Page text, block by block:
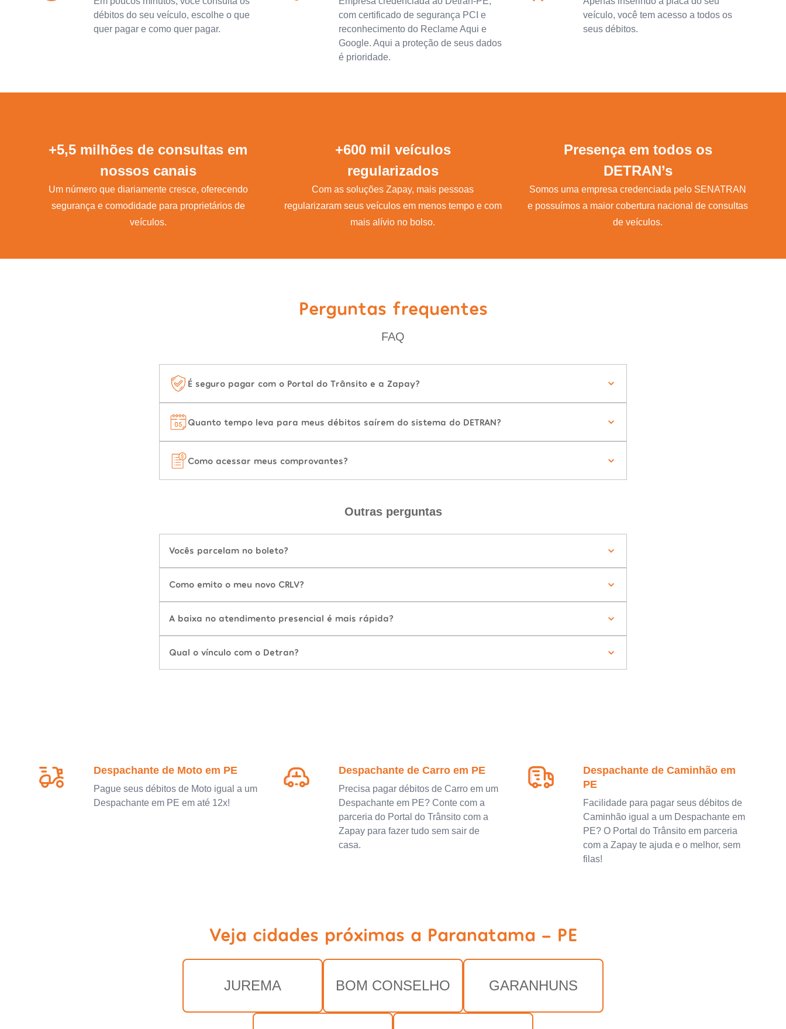
débitos do seu veículo, escolhe o que
quer pagar e como quer pagar.
com certificado de segurança PCI e
reconhecimento do Reclame Aqui e
Google. Aqui a proteção de seus dados
é prioridade.
veículo, você tem acesso a todos os
seus débitos.
+5,5 milhões de consultas em
nossos canais
Um número que diariamente cresce, oferecendo
segurança e comodidade para proprietários de
veículos.
+600 mil veículos
regularizados
Com as soluções Zapay, mais pessoas
regularizaram seus veículos em menos tempo e com
mais alívio no bolso.
Presença em todos os
DETRAN’s
Somos uma empresa credenciada pelo SENATRAN
e possuímos a maior cobertura nacional de consultas
de veículos.
Perguntas frequentes
FAQ
É seguro pagar com o Portal do Trânsito e a Zapay?
Quanto tempo leva para meus débitos saírem do sistema do DETRAN?
Como acessar meus comprovantes?
Outras perguntas
Vocês parcelam no boleto?
Como emito o meu novo CRLV?
A baixa no atendimento presencial é mais rápida?
Qual o vínculo com o Detran?
Despachante de Moto em PE
Pague seus débitos de Moto igual a um
Despachante em PE em até 12x!
Despachante de Carro em PE
Precisa pagar débitos de Carro em um
Despachante em PE? Conte com a
parceria do Portal do Trânsito com a
Zapay para fazer tudo sem sair de
casa.
Despachante de Caminhão em
PE
Facilidade para pagar seus débitos de
Caminhão igual a um Despachante em
PE? O Portal do Trânsito em parceria
com a Zapay te ajuda e o melhor, sem
filas!
Veja cidades próximas a Paranatama - PE
JUREMA BOM CONSELHO GARANHUNS